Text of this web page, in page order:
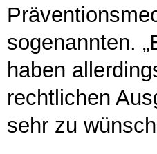
sogenannten.
haben
rechtlichen
sehr zu